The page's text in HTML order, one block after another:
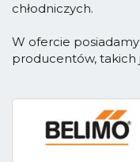
chłodniczych.
W ofercie
producentów, takich